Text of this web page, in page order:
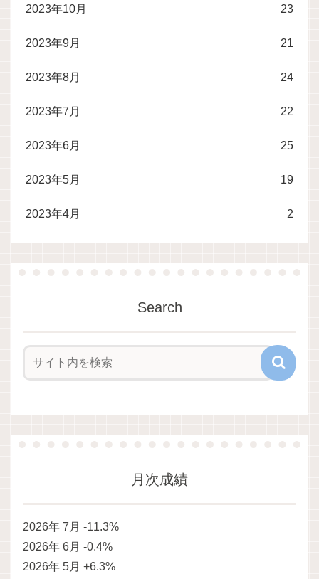
2023年10月 23
2023年9月 21
2023年8月 24
2023年7月 22
2023年6月 25
2023年5月 19
2023年4月 2
Search
月次成績
2026年 7月 -11.3%
2026年 6月 -0.4%
2026年 5月 +6.3%